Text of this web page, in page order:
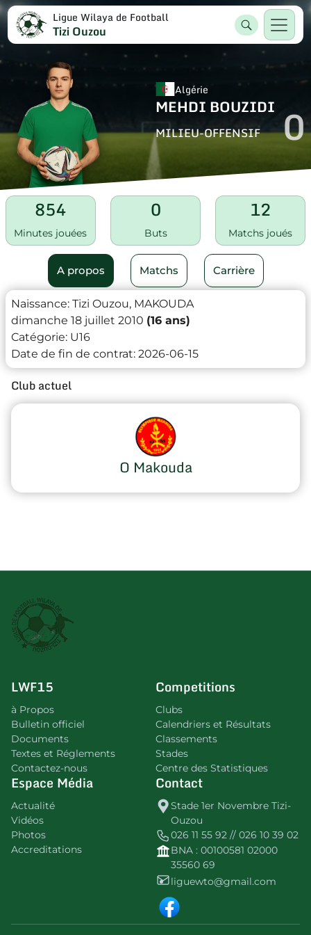
Ligue Wilaya de Football
Tizi Ouzou
Algérie
MEHDI BOUZIDI
MILIEU-OFFENSIF 0
854
Minutes jouées
0
Buts
12
Matchs joués
A propos Matchs Carrière
Naissance: Tizi Ouzou, MAKOUDA
dimanche 18 juillet 2010 (16 ans)
Catégorie: U16
Date de fin de contrat: 2026-06-15
Club actuel
O Makouda
LWF15
à Propos
Bulletin officiel
Documents
Textes et Réglements
Contactez-nous
Competitions
Clubs
Calendriers et Résultats
Classements
Stades
Centre des Statistiques
Espace Média
Actualité
Vidéos
Photos
Accreditations
Contact
Stade 1er Novembre Tizi-
Ouzou
026 11 55 92 // 026 10 39 02
BNA : 00100581 02000
35560 69
liguewto@gmail.com